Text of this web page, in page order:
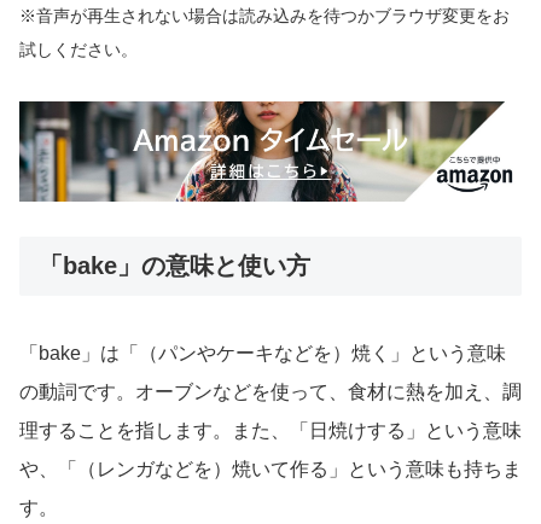
※音声が再生されない場合は読み込みを待つかブラウザ変更をお
試しください。
「bake」の意味と使い方
「bake」は「（パンやケーキなどを）焼く」という意味
の動詞です。オーブンなどを使って、食材に熱を加え、調
理することを指します。また、「日焼けする」という意味
や、「（レンガなどを）焼いて作る」という意味も持ちま
す。